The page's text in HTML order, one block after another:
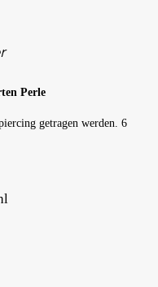
Perle
getragen werden. 6